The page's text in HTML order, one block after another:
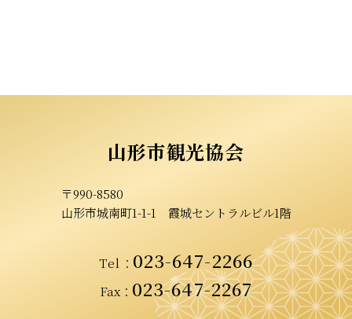
山形市観光協会
〒990-8580
山形市城南町1-1-1 霞城セントラルビル1階
Tel ： 023-647-2266
Fax： 023-647-2267